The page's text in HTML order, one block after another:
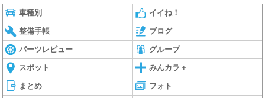
車種別 イイね！
整備手帳 ブログ
パーツレビュー グループ
スポット みんカラ＋
まとめ フォト